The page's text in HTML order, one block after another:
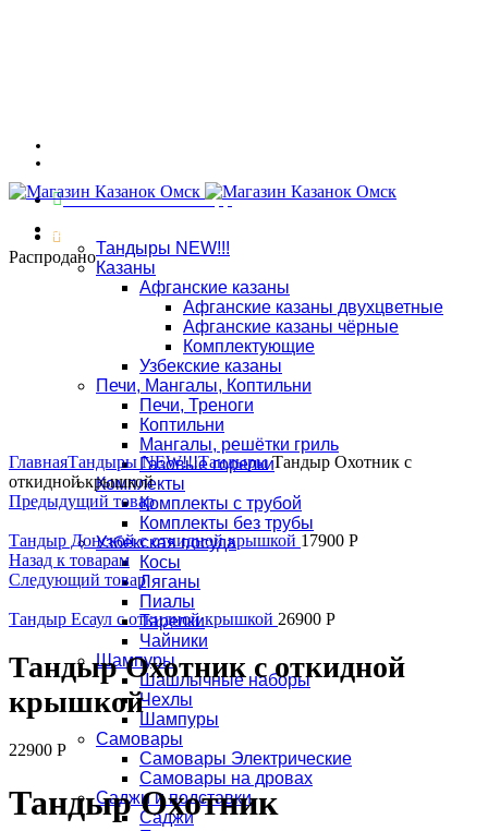
Связаться в WhatsApp
Адрес: г. Омск, ул. 7-я Северная 117, тел.:
Магазин
Тандыры NEW!!!
Казаны
Афганские казаны
Афганские казаны двухцветные
Афганские казаны чёрные
Комплектующие
Узбекские казаны
Печи, Мангалы, Коптильни
Печи, Треноги
Коптильни
Мангалы, решётки гриль
Газовые горелки
Комплекты
Комплекты с трубой
Комплекты без трубы
Узбекская посуда
Косы
Ляганы
Пиалы
Тарелки
Чайники
Шампуры
Шашлычные наборы
Чехлы
Шампуры
Самовары
Самовары Электрические
Самовары на дровах
Саджи и подставки
Саджи
Распродано
ГлавнаяТандыры NEW!!!ТандырыТандыр Охотник c
откидной крышкой
Предыдущий товар
Тандыр Донской с откидной крышкой 17900 Р
Назад к товарам
Следующий товар
Тандыр Есаул c откидной крышкой 26900 Р
Тандыр Охотник c откидной
крышкой
22900 Р
Тандыр Охотник